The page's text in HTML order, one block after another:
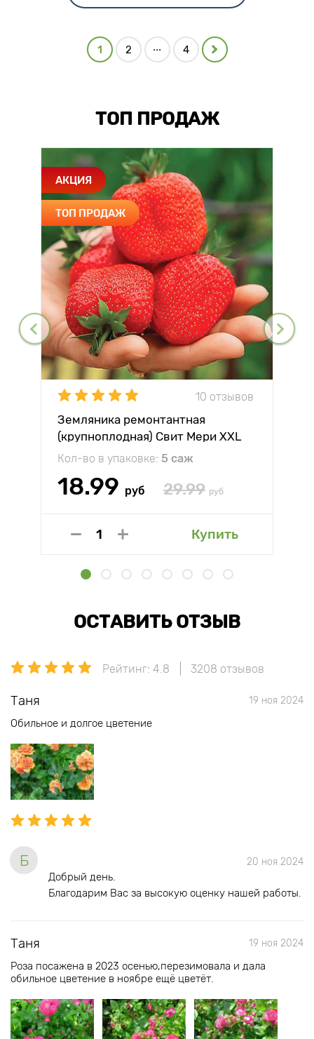
1 2 ... 4
ТОП ПРОДАЖ
АКЦИЯ
ТОП ПРОДАЖ
10 отзывов
Земляника ремонтантная
(крупноплодная) Свит Мери XXL
Кол-во в упаковке: 5 саж
18.99 руб 29.99 руб
Купить
ОСТАВИТЬ ОТЗЫВ
Рейтинг: 4.8 3208 отзывов
Таня 19 ноя 2024
Обильное и долгое цветение
Б 20 ноя 2024
Добрый день.
Благодарим Вас за высокую оценку нашей работы.
Таня 19 ноя 2024
Роза посажена в 2023 осенью,перезимовала и дала
обильное цветение в ноябре ещё цветёт.